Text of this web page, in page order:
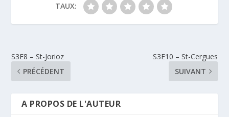
TAUX:
S3E8 – St-Jorioz
PRÉCÉDENT
S3E10 – St-Cergues
SUIVANT
A PROPOS DE L'AUTEUR